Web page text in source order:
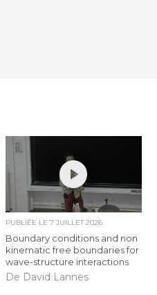
PUBLIÉE LE 7 JUILLET 2026
Boundary conditions and non
kinematic free boundaries for
wave-structure interactions
De David Lannes